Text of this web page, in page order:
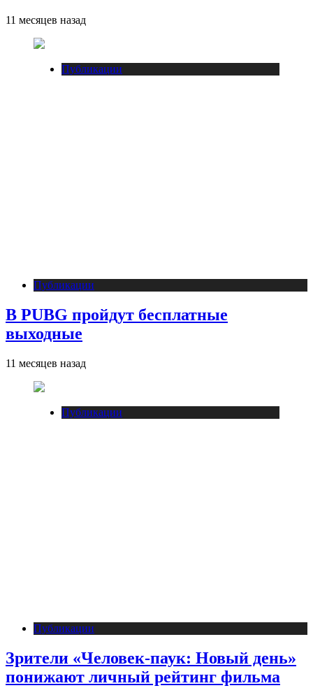
11 месяцев назад
Публикации
Публикации
В PUBG пройдут бесплатные
выходные
11 месяцев назад
Публикации
Публикации
Зрители «Человек-паук: Новый день»
понижают личный рейтинг фильма